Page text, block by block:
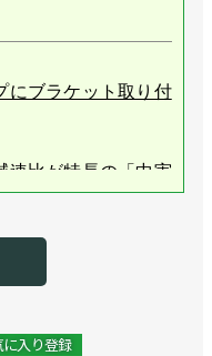
にブラケット取り付
速比が特長の「中実
て軽い減速機／ニッ
」
速機を発売／ニッセ
入り登録